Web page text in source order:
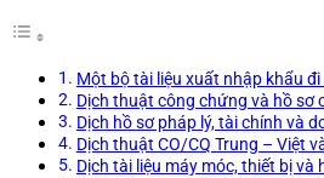
Một bộ tài liệu xuất nhập khẩu
Dịch thuật công chứng và hồ sơ
Dịch hồ sơ pháp lý, tài chính và
Dịch thuật CO/CQ Trung – Việt
Dịch tài liệu máy móc, thiết bị và